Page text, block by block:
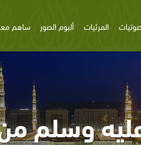
المرئيات ألبوم الصور ساهم
عليه وسلم